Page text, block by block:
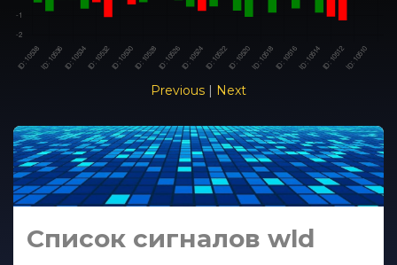
Previous | Next
Список сигналов wld